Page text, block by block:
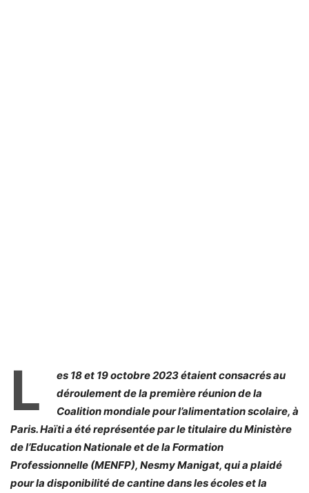
L
es 18 et 19 octobre 2023 étaient consacrés au
déroulement de la première réunion de la
Coalition mondiale pour l’alimentation scolaire, à
Paris. Haïti a été représentée par le titulaire du Ministère
de l’Education Nationale et de la Formation
Professionnelle (MENFP), Nesmy Manigat, qui a plaidé
pour la disponibilité de cantine dans les écoles et la